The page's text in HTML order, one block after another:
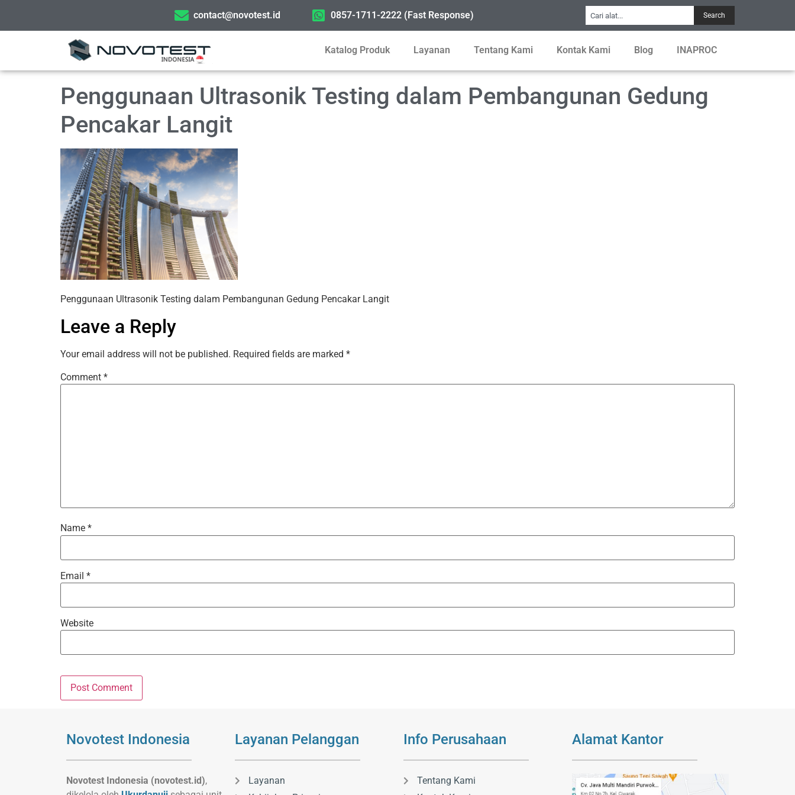
contact@novotest.id 0857-1711-2222 (Fast Response) Search
Katalog Produk Layanan Tentang Kami Kontak Kami Blog INAPROC
Penggunaan Ultrasonik Testing dalam Pembangunan Gedung
Pencakar Langit
Penggunaan Ultrasonik Testing dalam Pembangunan Gedung Pencakar Langit
Leave a Reply
Your email address will not be published. Required fields are marked *
Comment *
Name *
Email *
Website
Novotest Indonesia
Novotest Indonesia (novotest.id),
Layanan Pelanggan
Layanan
Info Perusahaan
Tentang Kami
Alamat Kantor